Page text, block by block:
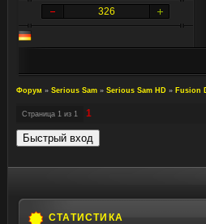
326
Форум » Serious Sam » Serious Sam HD » Fusion
Страница 1 из 1 1
СТАТИСТИКА